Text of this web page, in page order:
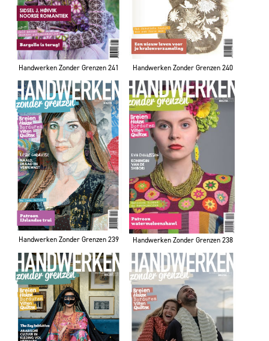
Handwerken Zonder Grenzen 241 Handwerken Zonder Grenzen 240
Handwerken Zonder Grenzen 239 Handwerken Zonder Grenzen 238